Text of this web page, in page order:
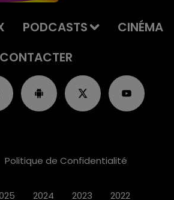
PODCASTS CINÉMA
Politique de Confidentialité
2024 2023 2022